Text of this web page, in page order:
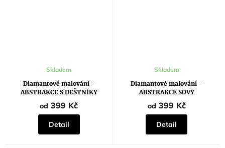
Diamantové malování -
ABSTRAKCE S DEŠTNÍKY
Skladem
od 399 Kč
Detail
Diamantové malování -
ABSTRAKCE SOVY
Skladem
od 399 Kč
Detail